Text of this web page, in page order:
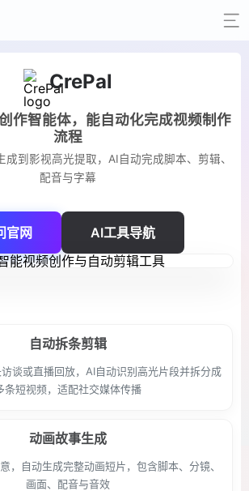
CrePal
作智能体，能自动化完成视频制作
流程
成到影视高光提取，AI自动完成脚本、剪辑、
配音与字幕
官网 AI工具导航
自动拆条剪辑
谈或直播回放，AI自动识别高光片段并拆分成
条短视频，适配社交媒体传播
动画故事生成
，自动生成完整动画短片，包含脚本、分镜、
画面、配音与音效